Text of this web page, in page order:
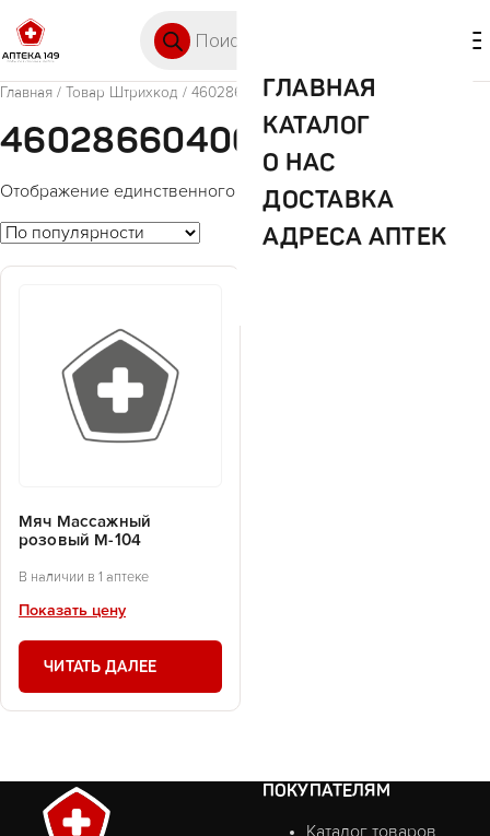
ГЛАВНАЯ
КАТАЛОГ
О НАС
ДОСТАВКА
АДРЕСА АПТЕК
Главная / Товар Штрихкод / 4602866040693
4602866040693
Отображение единственного товара
Мяч Массажный
розовый М-104
В наличии в 1 аптеке
Показать цену
ЧИТАТЬ ДАЛЕЕ
ПОКУПАТЕЛЯМ
Каталог товаров